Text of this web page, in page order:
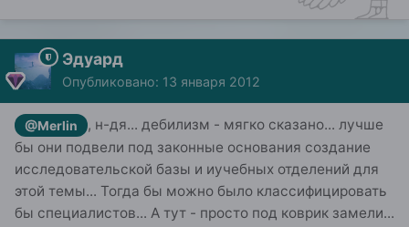
Эдуард
Опубликовано: 13 января 2012
@Merlin
, н-дя... дебилизм - мягко сказано... лучше
бы они подвели под законные основания создание
исследовательской базы и иучебных отделений для
этой темы... Тогда бы можно было классифицировать
бы специалистов... А тут - просто под коврик замели...